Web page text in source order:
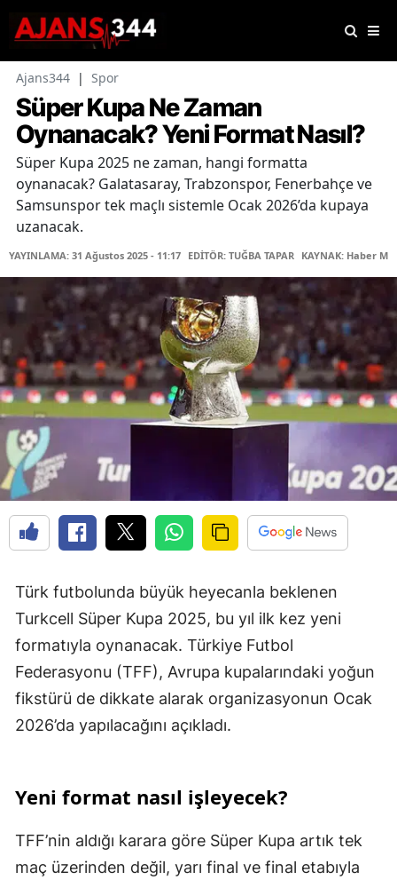
Ajans344 | Spor
Süper Kupa Ne Zaman
Oynanacak? Yeni Format Nasıl?
Süper Kupa 2025 ne zaman, hangi formatta
oynanacak? Galatasaray, Trabzonspor, Fenerbahçe ve
Samsunspor tek maçlı sistemle Ocak 2026’da kupaya
uzanacak.
YAYINLAMA: 31 Ağustos 2025 - 11:17 EDİTÖR: TUĞBA TAPAR KAYNAK: Haber
Türk futbolunda büyük heyecanla beklenen
Turkcell Süper Kupa 2025, bu yıl ilk kez yeni
formatıyla oynanacak. Türkiye Futbol
Federasyonu (TFF), Avrupa kupalarındaki yoğun
fikstürü de dikkate alarak organizasyonun Ocak
2026’da yapılacağını açıkladı.
Yeni format nasıl işleyecek?
TFF’nin aldığı karara göre Süper Kupa artık tek
maç üzerinden değil, yarı final ve final etabıyla